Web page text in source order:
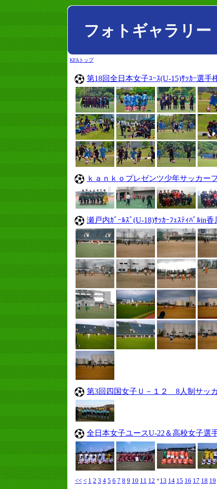
フォトギャラリー
KFAトップ
第18回全日本女子ﾕｰｽ(U-15)ｻｯｶｰ選手
ｋａｎｋｏプレゼンツ少年サッカ
瀬戸内ｶﾞｰﾙｽﾞ(U-18)ｻｯｶｰﾌｪｽﾃｨﾊﾞﾙin香
第3回四国女子Ｕ－１２ 8人制サッ
全日本女子ユースU-22＆高校女子選
<< < 1 2 3 4 5 6 7 8 9 10 11 12 *13 14 15 16 17 18 19